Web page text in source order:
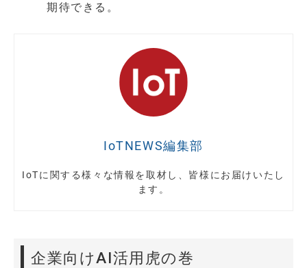
期待できる。
IoTNEWS編集部
IoTに関する様々な情報を取材し、皆様にお届けいたし
ます。
企業向けAI活用虎の巻